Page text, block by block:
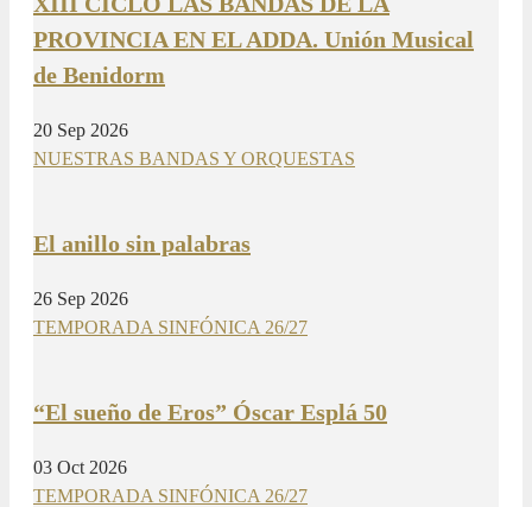
PROVINCIA EN EL ADDA. Unión Musical
de Benidorm
20 Sep 2026
NUESTRAS BANDAS Y ORQUESTAS
El anillo sin palabras
26 Sep 2026
TEMPORADA SINFÓNICA 26/27
“El sueño de Eros” Óscar Esplá 50
03 Oct 2026
TEMPORADA SINFÓNICA 26/27